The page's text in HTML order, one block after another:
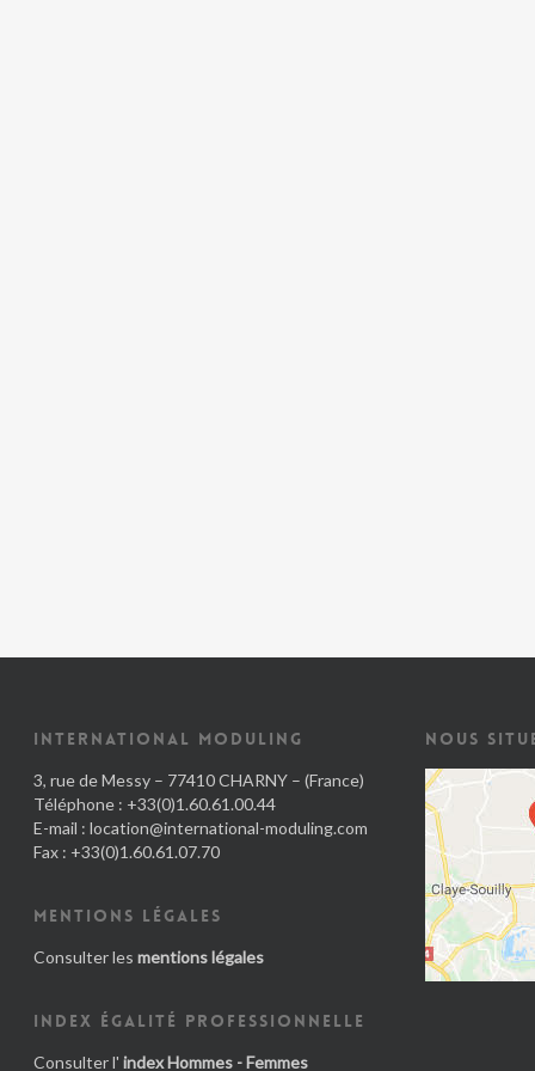
INTERNATIONAL MODULING
3, rue de Messy – 77410 CHARNY – (France)
Téléphone : +33(0)1.60.61.00.44
E-mail : location@international-moduling.com
Fax : +33(0)1.60.61.07.70
MENTIONS LÉGALES
Consulter les mentions légales
INDEX ÉGALITÉ PROFESSIONNELLE
Consulter l' index Hommes - Femmes
NOUS